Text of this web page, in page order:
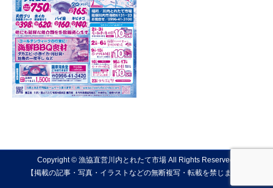
Copyright © 漁協直営川内とれたて市場 All Rights Reserved.
【掲載の記事・写真・イラストなどの無断複写・転載を禁じます】